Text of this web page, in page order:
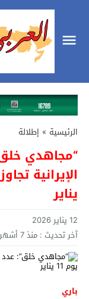
الرئيسية » إطلالة
“مجاهدي
يناير
12 يناير 2026
آخر تحديث : منذ 7 أشهر
باري